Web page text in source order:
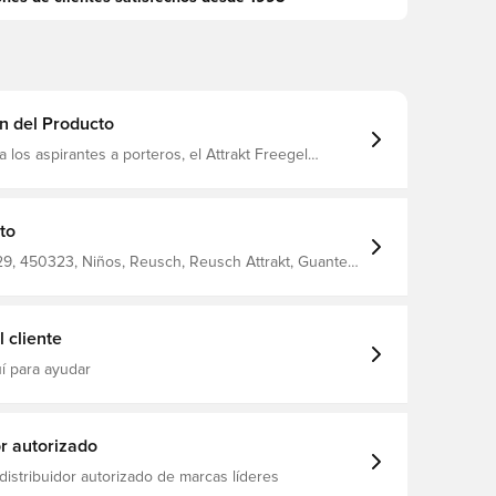
del Producto
los aspirantes a porteros, el Attrakt Freegel
mientras que el revés Freegel ofrece
comodidad Con una mayor transpirabilidad a través
este guante está preparado para cualquier
450323, Niños, Reusch, Reusch Attrakt, Guantes
cliente
para ayudar
autorizado
autorizado de marcas líderes